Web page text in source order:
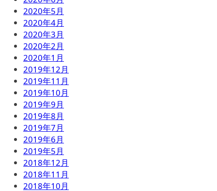
2020年5月
2020年4月
2020年3月
2020年2月
2020年1月
2019年12月
2019年11月
2019年10月
2019年9月
2019年8月
2019年7月
2019年6月
2019年5月
2018年12月
2018年11月
2018年10月